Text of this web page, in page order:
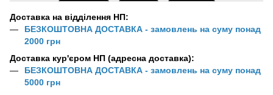
Доставка на відділення НП:
БЕЗКОШТОВНА ДОСТАВКА - замовлень на суму понад
2000 грн
Доставка кур'єром НП (адресна доставка):
БЕЗКОШТОВНА ДОСТАВКА - замовлень на суму понад
5000 грн